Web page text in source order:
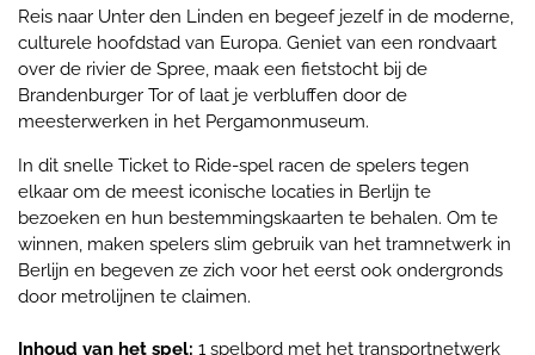
Reis naar Unter den Linden en begeef jezelf in de moderne,
culturele hoofdstad van Europa. Geniet van een rondvaart
over de rivier de Spree, maak een fietstocht bij de
Brandenburger Tor of laat je verbluffen door de
meesterwerken in het Pergamonmuseum.
In dit snelle Ticket to Ride-spel racen de spelers tegen
elkaar om de meest iconische locaties in Berlijn te
bezoeken en hun bestemmingskaarten te behalen. Om te
winnen, maken spelers slim gebruik van het tramnetwerk in
Berlijn en begeven ze zich voor het eerst ook ondergronds
door metrolijnen te claimen.
Inhoud van het spel: 1 spelbord met het transportnetwerk